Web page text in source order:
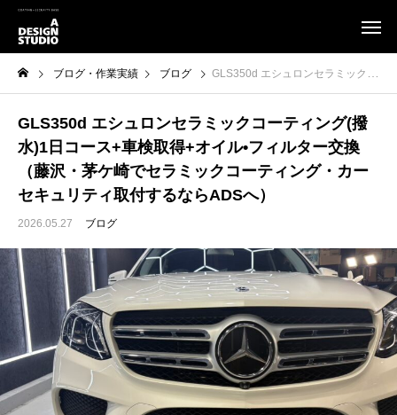
ブログ・作業実績 ブログ GLS350d エシュロンセラミックコーティング(撥水)1日コース+車検取得+オイル•フィルター交換（藤沢・茅ケ崎でセラミックコーティング・カーセキュリティ取付するならADSへ）
GLS350d エシュロンセラミックコーティング(撥
水)1日コース+車検取得+オイル•フィルター交換
（藤沢・茅ケ崎でセラミックコーティング・カー
セキュリティ取付するならADSへ）
2026.05.27 ブログ